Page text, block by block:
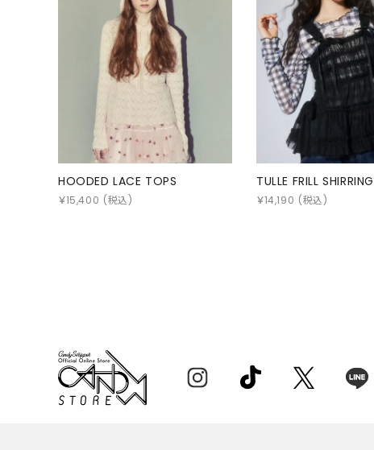
HOODED LACE TOPS
￥15,400 (税込)
TULLE FRILL
￥14,190 (税込)